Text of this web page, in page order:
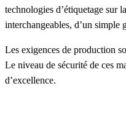
technologies d’étiquetage sur
interchangeables, d’un simple
Les exigences de production
Le niveau de sécurité de ces
d’excellence.